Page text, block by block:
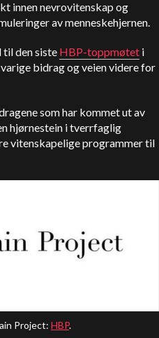
innen nevrovitenskap og
av menneskehjernen.
til den siste HBP-toppmøtet i
bidrag og veien videre for
som har kommet ut av
hjørnestein i tverrfaglig
vitenskapelige programmer til
Project: HBP.